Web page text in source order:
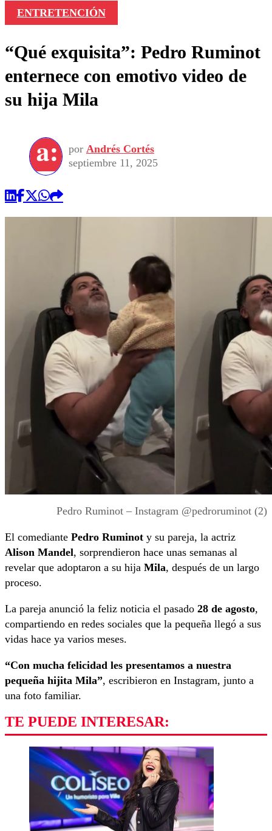
ENTRETENCIÓN
“Qué exquisita”: Pedro Ruminot
enternece con emotivo video de
su hija Mila
por Andrés Cortés
septiembre 11, 2025
Pedro Ruminot – Instagram @pedroruminot (2)
El comediante Pedro Ruminot y su pareja, la actriz
Alison Mandel, sorprendieron hace unas semanas al
revelar que adoptaron a su hija Mila, después de un largo
proceso.
La pareja anunció la feliz noticia el pasado 28 de agosto,
compartiendo en redes sociales que la pequeña llegó a sus
vidas hace ya varios meses.
“Con mucha felicidad les presentamos a nuestra
pequeña hijita Mila”, escribieron en Instagram, junto a
una foto familiar.
TE PUEDE INTERESAR: